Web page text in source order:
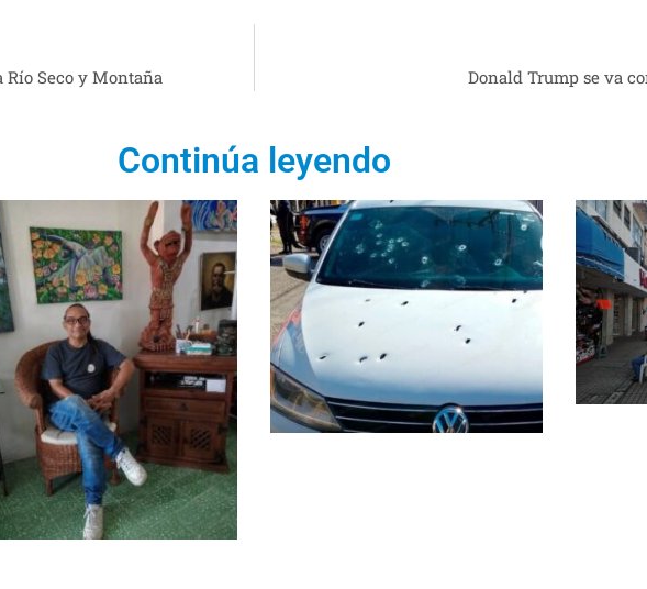
Río Seco y Montaña Donald Trump se va
Continúa leyendo